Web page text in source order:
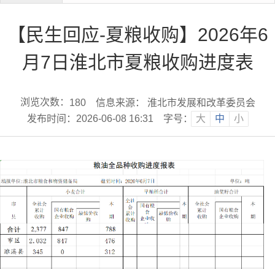
【民生回应-夏粮收购】2026年6
月7日淮北市夏粮收购进度表
浏览次数： 180
信息来源： 淮北市发展和改革委员会
发布时间：2026-06-08 16:31
字号： 大 中 小